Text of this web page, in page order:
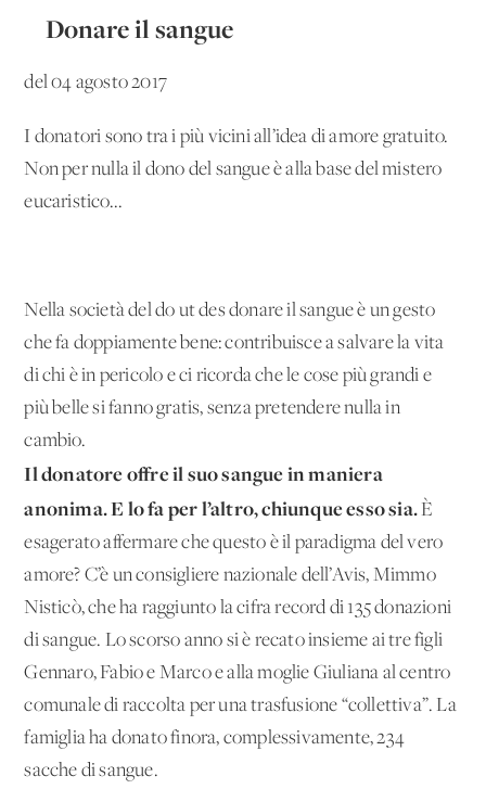
Donare il sangue
del 04 agosto 2017
I donatori sono tra i più vicini all’idea di amore gratuito.
Non per nulla il dono del sangue è alla base del mistero
eucaristico...
Nella società del do ut des donare il sangue è un gesto
che fa doppiamente bene: contribuisce a salvare la vita
di chi è in pericolo e ci ricorda che le cose più grandi e
più belle si fanno gratis, senza pretendere nulla in
cambio.
Il donatore offre il suo sangue in maniera
anonima. E lo fa per l’altro, chiunque esso sia.È
esagerato affermare che questo è il paradigma del vero
amore? C’è un consigliere nazionale dell’Avis, Mimmo
Nisticò, che ha raggiunto la cifra record di 135 donazioni
di sangue. Lo scorso anno si è recato insieme ai tre figli
Gennaro, Fabio e Marco e alla moglie Giuliana al centro
comunale di raccolta per una trasfusione “collettiva”. La
famiglia ha donato finora, complessivamente, 234
sacche di sangue.